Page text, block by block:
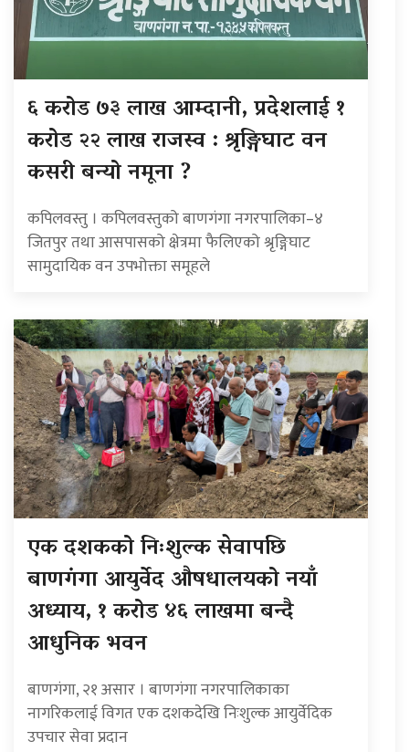
६ करोड ७३ लाख आम्दानी, प्रदेशलाई १
करोड २२ लाख राजस्व : श्रृङ्गिघाट वन
कसरी बन्यो नमूना ?
कपिलवस्तु । कपिलवस्तुको बाणगंगा नगरपालिका–४
जितपुर तथा आसपासको क्षेत्रमा फैलिएको श्रृङ्गिघाट
सामुदायिक वन उपभोक्ता समूहले
एक दशकको निःशुल्क सेवापछि
बाणगंगा आयुर्वेद औषधालयको नयाँ
अध्याय, १ करोड ४६ लाखमा बन्दै
आधुनिक भवन
बाणगंगा, २१ असार । बाणगंगा नगरपालिकाका
नागरिकलाई विगत एक दशकदेखि निःशुल्क आयुर्वेदिक
उपचार सेवा प्रदान